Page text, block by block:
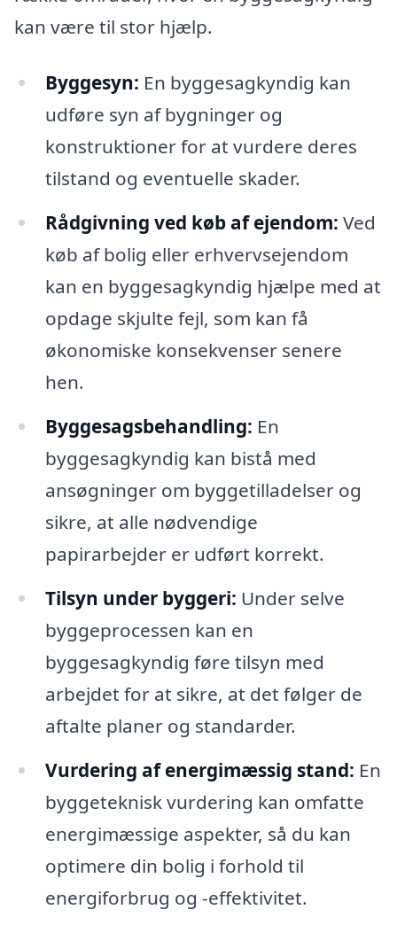
kan være til stor hjælp.
Byggesyn: En byggesagkyndig kan
udføre syn af bygninger og
konstruktioner for at vurdere deres
tilstand og eventuelle skader.
Rådgivning ved køb af ejendom: Ved
køb af bolig eller erhvervsejendom
kan en byggesagkyndig hjælpe med at
opdage skjulte fejl, som kan få
økonomiske konsekvenser senere
hen.
Byggesagsbehandling: En
byggesagkyndig kan bistå med
ansøgninger om byggetilladelser og
sikre, at alle nødvendige
papirarbejder er udført korrekt.
Tilsyn under byggeri: Under selve
byggeprocessen kan en
byggesagkyndig føre tilsyn med
arbejdet for at sikre, at det følger de
aftalte planer og standarder.
Vurdering af energimæssig stand: En
byggeteknisk vurdering kan omfatte
energimæssige aspekter, så du kan
optimere din bolig i forhold til
energiforbrug og -effektivitet.